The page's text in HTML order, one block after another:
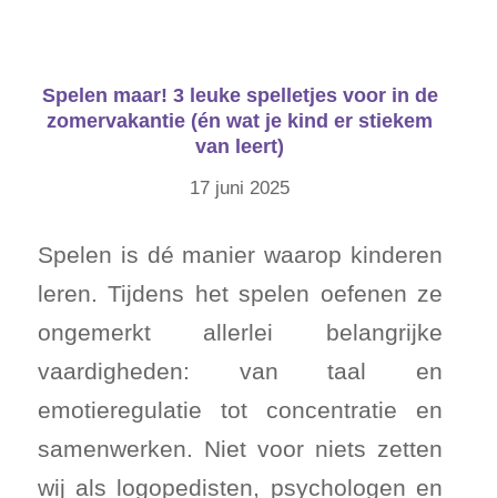
Spelen maar! 3 leuke spelletjes voor in de
zomervakantie (én wat je kind er stiekem
van leert)
17 juni 2025
Spelen is dé manier waarop kinderen
leren. Tijdens het spelen oefenen ze
ongemerkt allerlei belangrijke
vaardigheden: van taal en
emotieregulatie tot concentratie en
samenwerken. Niet voor niets zetten
wij als logopedisten, psychologen en